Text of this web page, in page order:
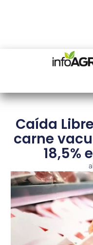
Caída
carne
18,5%